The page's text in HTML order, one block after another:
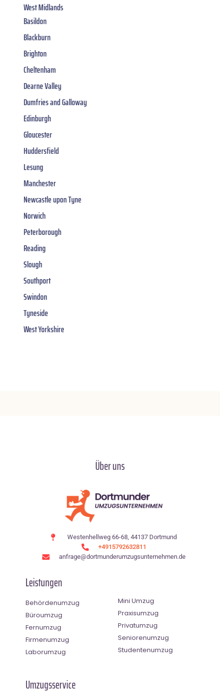
West Midlands
Basildon
Blackburn
Brighton
Cheltenham
Dearne Valley
Dumfries and Galloway
Edinburgh
Gloucester
Huddersfield
Lesung
Manchester
Newcastle upon Tyne
Norwich
Peterborough
Reading
Slough
Southport
Swindon
Tyneside
West Yorkshire
Über uns
Westenhellweg 66-68, 44137 Dortmund
+4915792632811
anfrage@dortmunderumzugsunternehmen.de
Leistungen
Behördenumzug
Büroumzug
Fernumzug
Firmenumzug
Laborumzug
Mini Umzug
Praxisumzug
Privatumzug
Seniorenumzug
Studentenumzug
Umzugsservice